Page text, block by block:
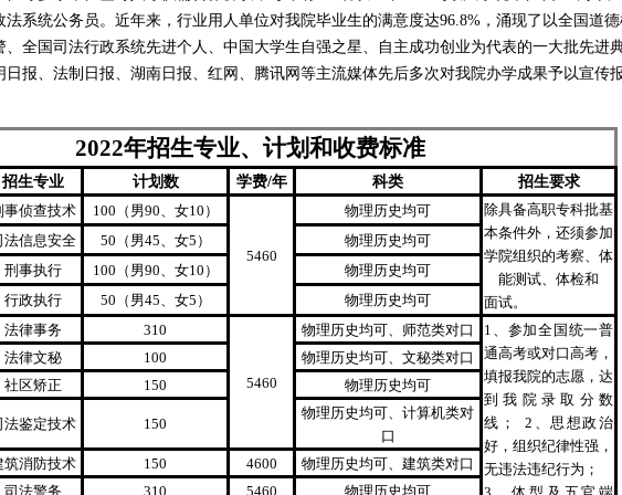
系统公务员。 近年来， 行业用人单位对我院毕业生的满意度达96.8%，涌现了以全国道德
、全国司法行政系统先进个人、中国大学生自强之星、自主成功创业为代表的一大批先进典
日报、法制日报、湖南日报、红网、腾讯网等主流媒体先后多次对我院办学成果予以宣传报
2022年招生专业、计划和收费标准
招生专业 计划数 学费/年 科类
招生要求
事侦查技术
100（男90、女10）
5460
物理历史均可
除具备高职专科批基
本条件外，还须参加
学院组织的考察、体
能测试、体检和
面试。
法信息安全 50（男45、女5）
物理历史均可
刑事执行
100（男90、女10）
物理历史均可
行政执行
50（男45、女5）
物理历史均可
法律事务
310
5460
物理历史均可、师范类对口
1、参加全国统一普
通高考或对口高考，
填报我院的志愿，达
到我院录取分数
线； 2、思想政治
好，组织纪律性强，
无违法违纪行为；
法律文秘 100
物理历史均可、文秘类对口
社区矫正
150 物理历史均可
法鉴定技术 150
物理历史均可、计算机类对
口
筑消防技术
150 4600
物理历史均可、建筑类对口
司法警务
310 5460 物理历史均可